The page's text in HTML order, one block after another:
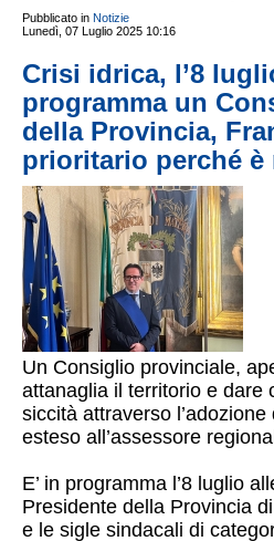
Pubblicato in Notizie
Lunedì, 07 Luglio 2025 10:16
Crisi idrica, l’8
programma un
della Provincia,
prioritario perché
Un Consiglio provinciale,
attanaglia il territorio e dare
siccità attraverso
esteso all’assessore
E’ in programma l’8 luglio
Presidente della Provincia
e le sigle sindacali di